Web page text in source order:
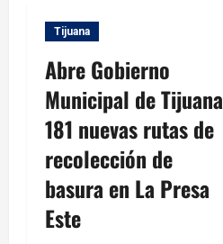
Tijuana
Abre Gobierno
Municipal de Tijuana
181 nuevas rutas de
recolección de
basura en La Presa
Este